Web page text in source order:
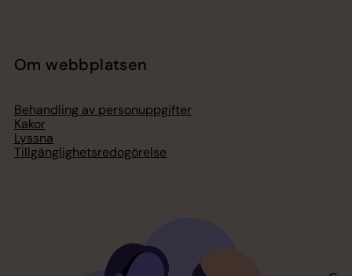
Om webbplatsen
Behandling av personuppgifter
Kakor
Lyssna
Tillgänglighetsredogörelse